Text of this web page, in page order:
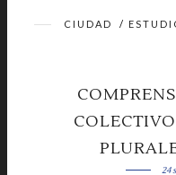
CIUDAD /
24